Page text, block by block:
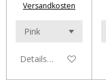
Versandkosten
Details anzeigen